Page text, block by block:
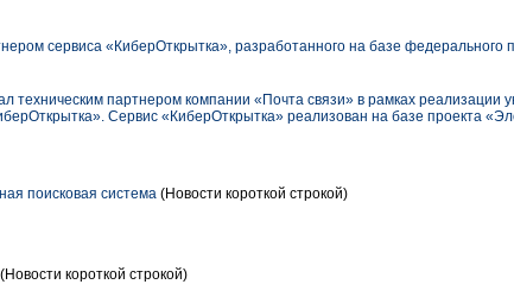
сервиса «КиберОткрытка», разработанного на базе федерального
техническим партнером компании «Почта связи» в рамках реализации
Сервис «КиберОткрытка» реализован на базе проекта
поисковая система (Новости короткой строкой)
(Новости короткой строкой)